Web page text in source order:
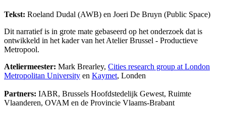
Tekst: Roeland Dudal (AWB) en Joeri De Bruyn (Public Space)
Dit narratief is in grote mate gebaseerd op het onderzoek dat is
ontwikkeld in het kader van het Atelier Brussel - Productieve
Metropool.
Ateliermeester: Mark Brearley, Cities research group at London
Metropolitan University en Kaymet, Londen
Partners: IABR, Brussels Hoofdstedelijk Gewest, Ruimte
Vlaanderen, OVAM en de Provincie Vlaams-Brabant